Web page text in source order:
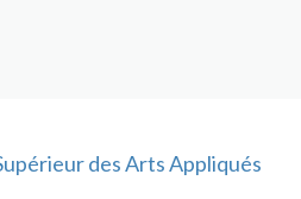
des Arts Appliqués